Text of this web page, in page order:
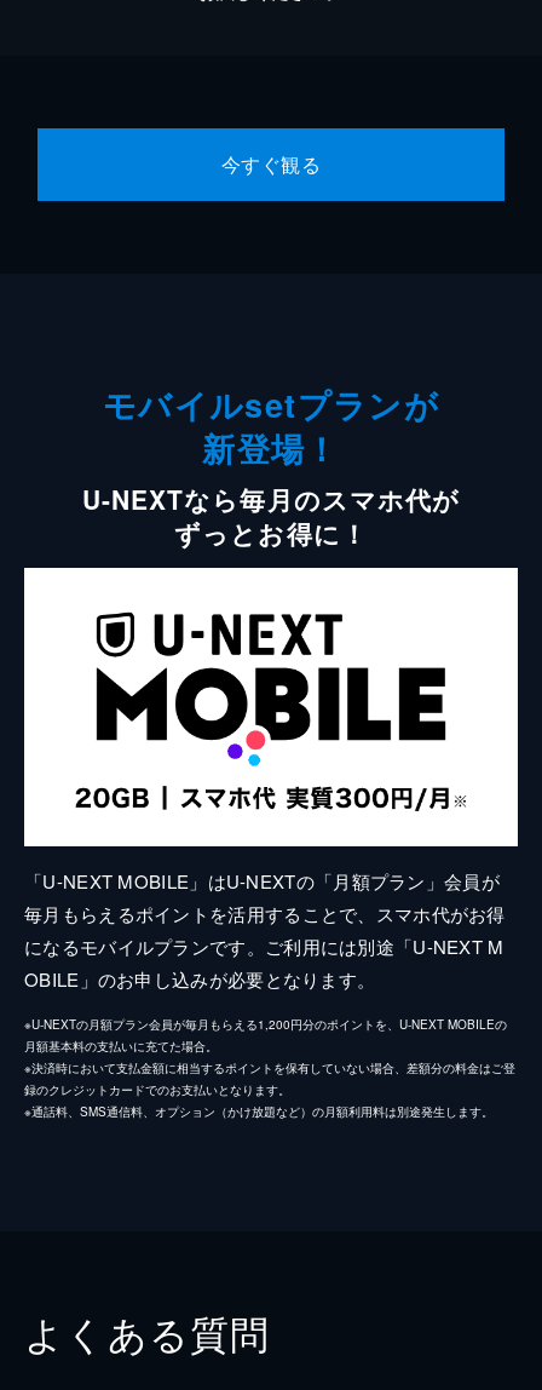
今すぐ観る
モバイルsetプランが
新登場！
U-NEXTなら毎月のスマホ代が
ずっとお得に！
「U-NEXT MOBILE」はU-NEXTの「月額プラン」会員が
毎月もらえるポイントを活用することで、スマホ代がお得
になるモバイルプランです。ご利用には別途「U-NEXT M
OBILE」のお申し込みが必要となります。
※U-NEXTの月額プラン会員が毎月もらえる1,200円分のポイントを、U-NEXT MOBILEの
月額基本料の支払いに充てた場合。
※決済時において支払金額に相当するポイントを保有していない場合、差額分の料金はご登
録のクレジットカードでのお支払いとなります。
※通話料、SMS通信料、オプション（かけ放題など）の月額利用料は別途発生します。
よくある質問